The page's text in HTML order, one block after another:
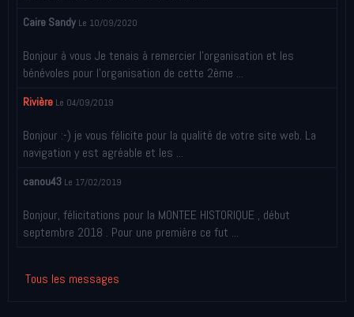
Caire Sandy Le 10/09/2020
Bonjour à vous Je tenais à remercier l’organisation et les
bénévoles pour l’organisation de cette 2ème ...
Rivière Le 04/09/2019
Bonjour :-) je vous félicite pour la qualité de votre site web. La
navigation y est agréable et les ...
canou43 Le 17/02/2019
Bonjour, félicitations pour la MONTEE HISTORIQUE , début
septembre 2018 . Pour une première ce fut ...
Tous les messages